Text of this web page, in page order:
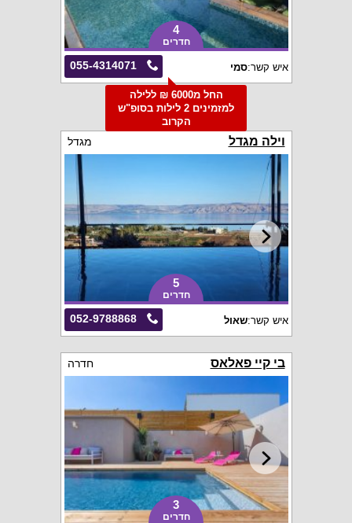
4
חדרים
055-4314071 איש קשר:סמי
החל מ6000 ₪ ללילה
למזמינים 2 לילות בסופ"ש
הקרוב
וילה מגדל מגדל
5
חדרים
052-9788868 איש קשר:שאול
בי קיי פאלאס חדרה
3
חדרים